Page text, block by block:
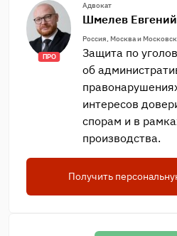
ПРО
Адвокат
Шмелев
Россия, Москва и
Защита по
об
интересов
спорам и в
производства.
Получить